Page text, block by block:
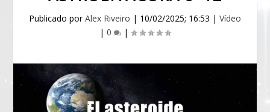
Publicado porAlex Riveiro | 10/02/2025; 16:53 | Vídeo
| 0 |